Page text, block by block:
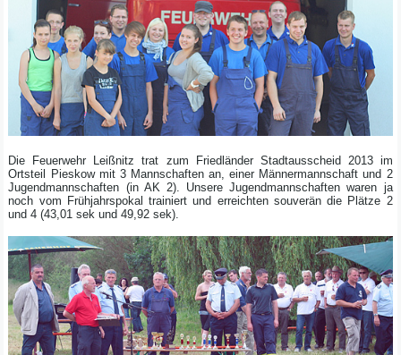
Die Feuerwehr Leißnitz trat zum Friedländer Stadtausscheid 2013 im
Ortsteil Pieskow mit 3 Mannschaften an, einer Männermannschaft und 2
Jugendmannschaften (in AK 2). Unsere Jugendmannschaften waren ja
noch vom Frühjahrspokal trainiert und erreichten souverän die Plätze 2
und 4 (43,01 sek und 49,92 sek).